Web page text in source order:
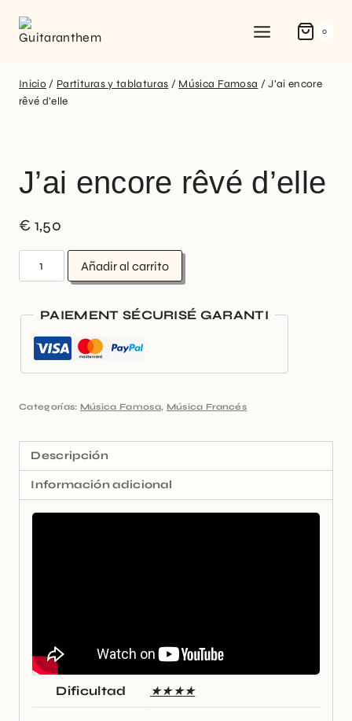
0
Inicio / Partituras y tablaturas / Música Famosa / J’ai encore
rêvé d’elle
J’ai encore rêvé d’elle
€ 1,50
Añadir al carrito
PAIEMENT SÉCURISÉ GARANTI
Categorías: Música Famosa, Música Francés
Descripción
Información adicional
Dificultad ★★★★